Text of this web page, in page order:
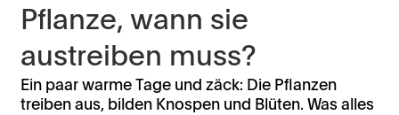
Pflanze, wann sie
austreiben muss?
Ein paar warme Tage und zäck: Die Pflanzen
treiben aus, bilden Knospen und Blüten. Was alles